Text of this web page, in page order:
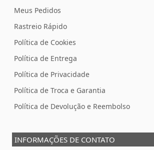
Meus Pedidos
Rastreio Rápido
Política de Cookies
Política de Entrega
Política de Privacidade
Política de Troca e Garantia
Política de Devolução e Reembolso
INFORMAÇÕES DE CONTATO